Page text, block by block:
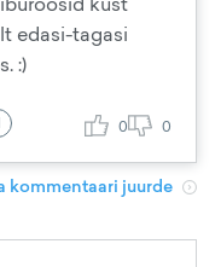
edasi-tagasi
:)
0 0
kommentaari juurde